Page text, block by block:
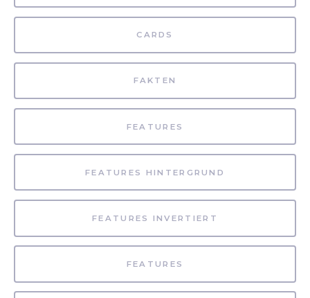
CARDS
FAKTEN
FEATURES
FEATURES HINTERGRUND
FEATURES INVERTIERT
FEATURES